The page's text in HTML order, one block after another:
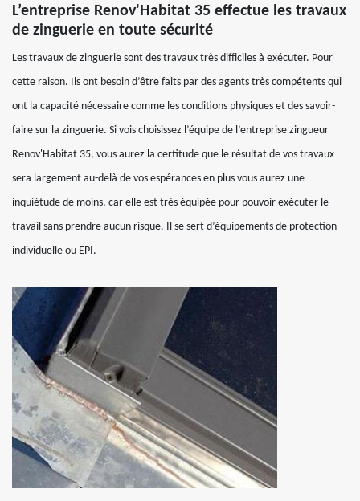
L’entreprise Renov'Habitat 35 effectue les travaux
de zinguerie en toute sécurité
Les travaux de zinguerie sont des travaux très difficiles à exécuter. Pour
cette raison. Ils ont besoin d’être faits par des agents très compétents qui
ont la capacité nécessaire comme les conditions physiques et des savoir-
faire sur la zinguerie. Si vois choisissez l’équipe de l’entreprise zingueur
Renov'Habitat 35, vous aurez la certitude que le résultat de vos travaux
sera largement au-delà de vos espérances en plus vous aurez une
inquiétude de moins, car elle est très équipée pour pouvoir exécuter le
travail sans prendre aucun risque. Il se sert d’équipements de protection
individuelle ou EPI.